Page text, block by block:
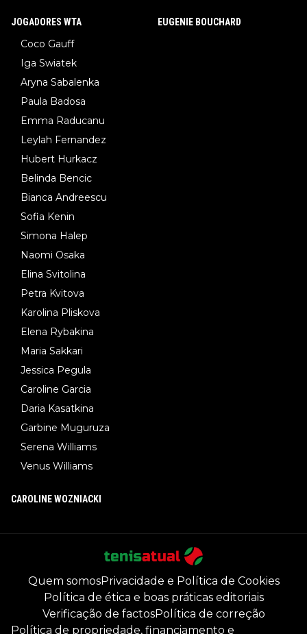
JOGADORES WTA
Coco Gauff
Iga Swiatek
Aryna Sabalenka
Paula Badosa
Emma Raducanu
Leylah Fernandez
Hubert Hurkacz
Belinda Bencic
Bianca Andreescu
Sofia Kenin
Simona Halep
Naomi Osaka
Elina Svitolina
Petra Kvitova
Karolina Pliskova
Elena Rybakina
Maria Sakkari
Jessica Pegula
Caroline Garcia
Daria Kasatkina
Garbine Muguruza
Serena Williams
Venus Williams
EUGENIE BOUCHARD
CAROLINE WOZNIACKI
Quem somosPrivacidade e Política de Cookies
Política de ética e boas práticas editoriais
Verificação de factosPolítica de correção
Política de propriedade, financiamento e